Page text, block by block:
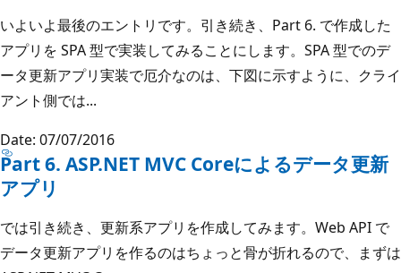
いよいよ最後のエントリです。引き続き、Part 6. で作成した
アプリを SPA 型で実装してみることにします。SPA 型でのデ
ータ更新アプリ実装で厄介なのは、下図に示すように、クライ
アント側では...
Date: 07/07/2016
Part 6. ASP.NET MVC Coreによるデータ更新
アプリ
では引き続き、更新系アプリを作成してみます。Web API で
データ更新アプリを作るのはちょっと骨が折れるので、まずは